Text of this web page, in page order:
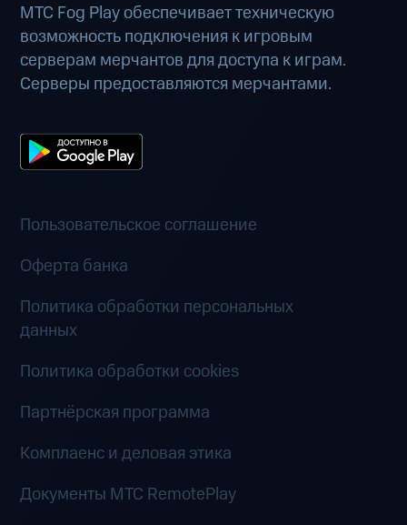
МТС Fog Play обеспечивает техническую
возможность подключения к игровым
серверам мерчантов для доступа к играм.
Серверы предоставляются мерчантами.
Пользовательское соглашение
Оферта банка
Политика обработки персональных
данных
Политика обработки cookies
Партнёрская программа
Комплаенс и деловая этика
Документы MTC RemotePlay